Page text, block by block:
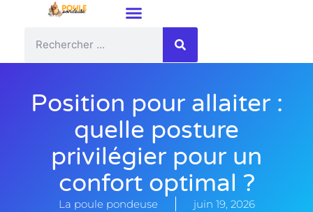
Position pour allaiter :
quelle posture
privilégier pour un
confort optimal ?
La poule pondeuse juin 19, 2026